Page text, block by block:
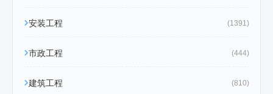
安装工程 (1391)
市政工程 (444)
建筑工程 (810)